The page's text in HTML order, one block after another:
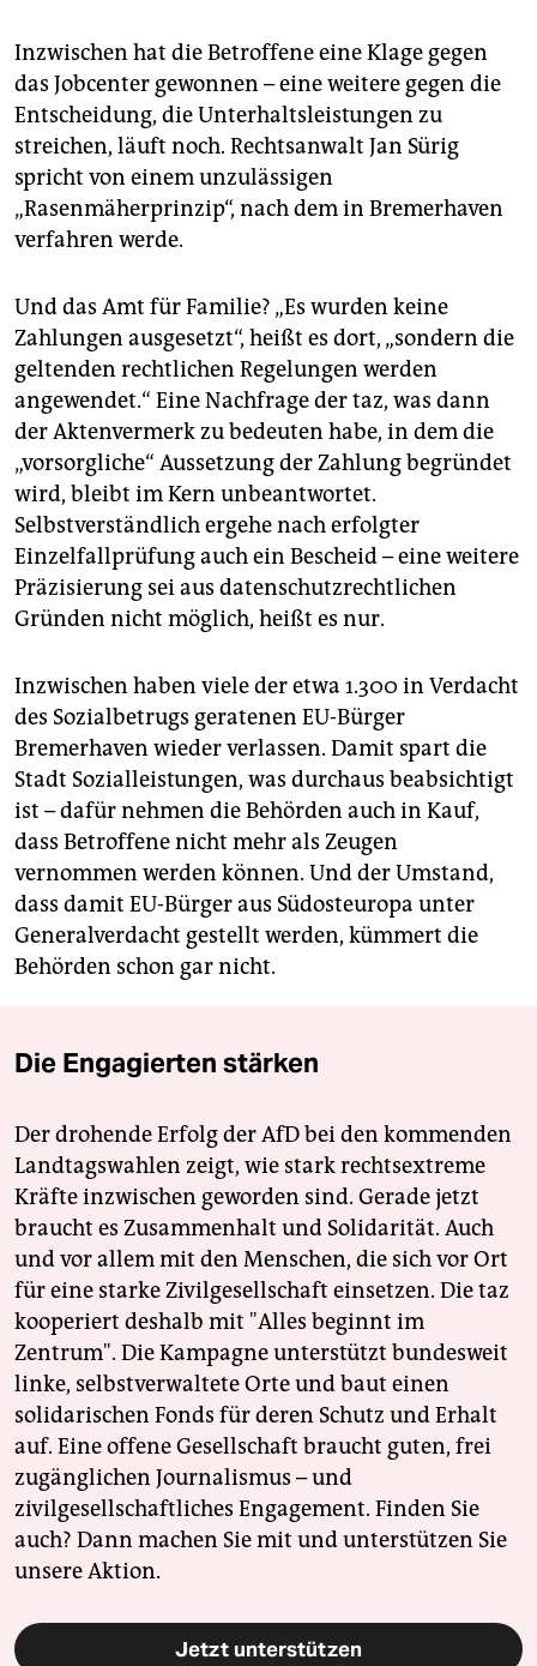
Inzwischen hat die Betroffene eine Klage gegen
das Jobcenter gewonnen – eine weitere gegen die
Entscheidung, die Unterhaltsleistungen zu
streichen, läuft noch. Rechtsanwalt Jan Sürig
spricht von einem unzulässigen
„Rasenmäherprinzip“, nach dem in Bremerhaven
verfahren werde.
Und das Amt für Familie? „Es wurden keine
Zahlungen ausgesetzt“, heißt es dort, „sondern die
geltenden rechtlichen Regelungen werden
angewendet.“ Eine Nachfrage der taz, was dann
der Aktenvermerk zu bedeuten habe, in dem die
„vorsorgliche“ Aussetzung der Zahlung begründet
wird, bleibt im Kern unbeantwortet.
Selbstverständlich ergehe nach erfolgter
Einzelfallprüfung auch ein Bescheid – eine weitere
Präzisierung sei aus datenschutzrechtlichen
Gründen nicht möglich, heißt es nur.
Inzwischen haben viele der etwa 1.300 in Verdacht
des Sozialbetrugs geratenen EU-Bürger
Bremerhaven wieder verlassen. Damit spart die
Stadt Sozialleistungen, was durchaus beabsichtigt
ist – dafür nehmen die Behörden auch in Kauf,
dass Betroffene nicht mehr als Zeugen
vernommen werden können. Und der Umstand,
dass damit EU-Bürger aus Südosteuropa unter
Generalverdacht gestellt werden, kümmert die
Behörden schon gar nicht.
Die Engagierten stärken
Der drohende Erfolg der AfD bei den kommenden
Landtagswahlen zeigt, wie stark rechtsextreme
Kräfte inzwischen geworden sind. Gerade jetzt
braucht es Zusammenhalt und Solidarität. Auch
und vor allem mit den Menschen, die sich vor Ort
für eine starke Zivilgesellschaft einsetzen. Die taz
kooperiert deshalb mit "Alles beginnt im
Zentrum". Die Kampagne unterstützt bundesweit
linke, selbstverwaltete Orte und baut einen
solidarischen Fonds für deren Schutz und Erhalt
auf. Eine offene Gesellschaft braucht guten, frei
zugänglichen Journalismus – und
zivilgesellschaftliches Engagement. Finden Sie
auch? Dann machen Sie mit und unterstützen Sie
unsere Aktion.
Jetzt unterstützen